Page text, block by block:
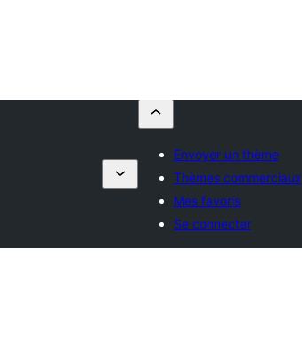
Envoyer un thème
Thèmes commerciaux
Mes favoris
Se connecter